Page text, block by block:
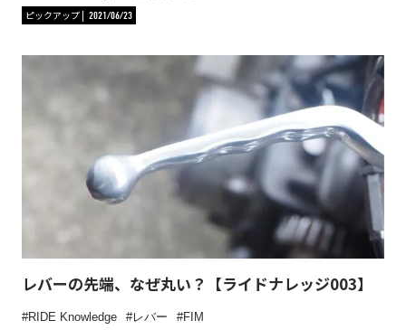
ピックアップ
2021/06/23
レバーの先端、なぜ丸い？【ライドナレッジ003】
RIDE Knowledge レバー FIM